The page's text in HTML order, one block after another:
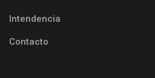
Intendencia
Contacto